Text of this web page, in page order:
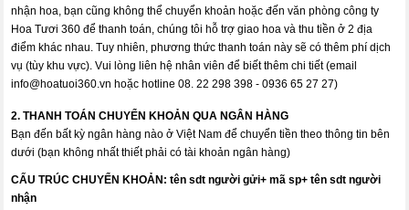
nhận hoa, bạn cũng không thể chuyển khoản hoặc đến văn phòng công ty
Hoa Tươi 360 để thanh toán, chúng tôi hỗ trợ giao hoa và thu tiền ở 2 địa
điểm khác nhau. Tuy nhiên, phương thức thanh toán này sẽ có thêm phí dịch
vụ (tùy khu vực). Vui lòng liên hệ nhân viên để biết thêm chi tiết (email
info@hoatuoi360.vn hoặc hotline 08. 22 298 398 - 0936 65 27 27)
2. THANH TOÁN CHUYỂN KHOẢN QUA NGÂN HÀNG
Bạn đến bất kỳ ngân hàng nào ở Việt Nam để chuyển tiền theo thông tin bên
dưới (bạn không nhất thiết phải có tài khoản ngân hàng)
CẤU TRÚC CHUYỂN KHOẢN:tên sdt người gửi+ mã sp+ tên sdt người
nhận